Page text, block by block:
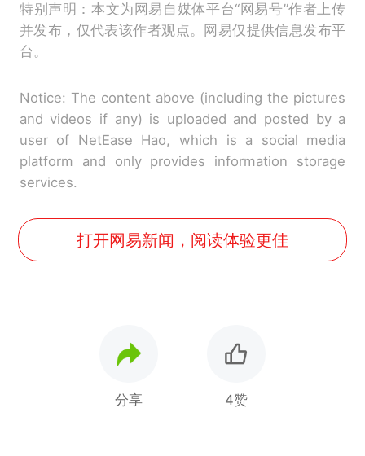
特别声明：本文为网易自媒体平台“网易号”作者上传
并发布，仅代表该作者观点。网易仅提供信息发布平
台。
Notice: The content above (including the pictures
and videos if any) is uploaded and posted by a
user of NetEase Hao, which is a social media
platform and only provides information storage
services.
打开网易新闻，阅读体验更佳
分享 4赞